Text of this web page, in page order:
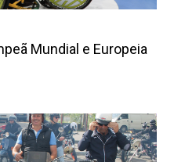
Mundial e Europeia